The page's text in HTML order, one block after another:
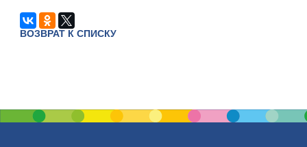
ВОЗВРАТ К СПИСКУ